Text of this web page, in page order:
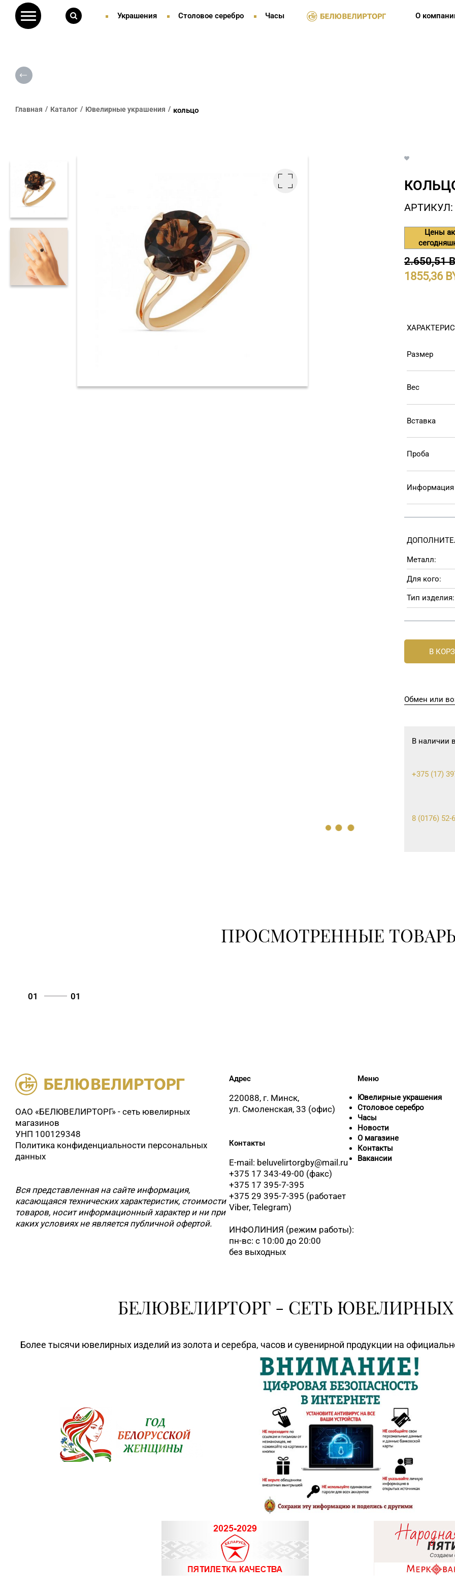
Украшения Столовое серебро Часы О
Главная Каталог Ювелирные украшения кольцо
АРТИКУЛ:
Цены
2.650,51
1855,36
Размер
Вес
Вставка
Проба
Информация
Металл:
Для кого:
Тип изделия:
В
Обмен или
В наличии
+375 (17)
8 (0176) 52-
8 (0232) 26-
8 (017) 238-
8 (01643)
ПРОСМОТРЕННЫЕ
01 01
ОАО «БЕЛЮВЕЛИРТОРГ» - сеть ювелирных
магазинов
УНП 100129348
Политика конфиденциальности персональных
данных
Вся представленная на сайте информация,
касающаяся технических характеристик, стоимости
товаров, носит информационный характер и ни при
каких условиях не является публичной офертой.
Адрес
220088, г. Минск,
ул. Смоленская, 33 (офис)
Контакты
E-mail: beluvelirtorgby@mail.ru
+375 17 343-49-00 (факс)
+375 17 395-7-395
+375 29 395-7-395 (работает
Viber, Telegram)
ИНФОЛИНИЯ (режим работы):
пн-вс: с 10:00 до 20:00
без выходных
Меню
Ювелирные украшения
Столовое серебро
Часы
Новости
О магазине
Контакты
Вакансии
БЕЛЮВЕЛИРТОРГ - СЕТЬ
Более тысячи ювелирных изделий из золота и серебра, часов и сувенирной продукции на